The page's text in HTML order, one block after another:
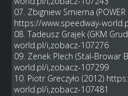
07. Zbigniew Smierna
https://www.speedway-
08. Tadeusz Grajek (GKM
world.pl/i,zobacz-107276
09. Zenek Plech (Stal-Browar
world.pl/i,zobacz-107299
10. Piotr Greczyło (2012)
world.pl/i,zobacz-107481